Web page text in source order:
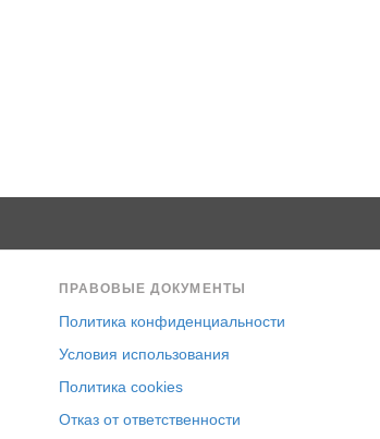
ПРАВОВЫЕ ДОКУМЕНТЫ
Политика конфиденциальности
Условия использования
Политика cookies
Отказ от ответственности